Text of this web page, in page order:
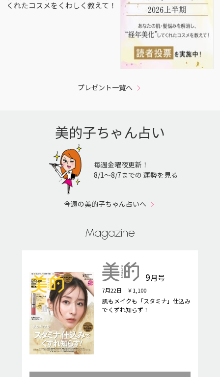
くれたコスメをくわしく教えて！
プレゼント一覧へ
美的子ちゃん占い
毎週金曜夜更新！
8/1〜8/7までの 運勢を見る
今週の美的子ちゃん占いへ
Magazine
9月号
7月22日 ￥1,100
肌もメイクも「スタミナ」仕込み
でくずれ知らず！